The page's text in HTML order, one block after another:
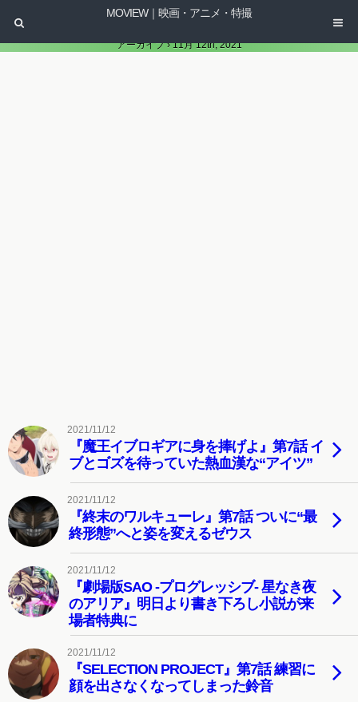
MOVIEW｜映画・アニメ・特撮
アーカイブ › 11月 12th, 2021
2021/11/12
『魔王イブロギアに身を捧げよ』第7話 イ
ブとゴズを待っていた熱血漢な“アイツ”
2021/11/12
『終末のワルキューレ』第7話 ついに“最
終形態”へと姿を変えるゼウス
2021/11/12
『劇場版SAO -プログレッシブ- 星なき夜
のアリア』明日より書き下ろし小説が来
場者特典に
2021/11/12
『SELECTION PROJECT』第7話 練習に
顔を出さなくなってしまった鈴音